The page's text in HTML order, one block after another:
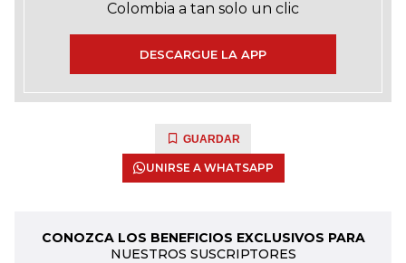
Colombia a tan solo un clic
DESCARGUE LA APP
GUARDAR
UNIRSE A WHATSAPP
CONOZCA LOS BENEFICIOS EXCLUSIVOS PARA
NUESTROS SUSCRIPTORES